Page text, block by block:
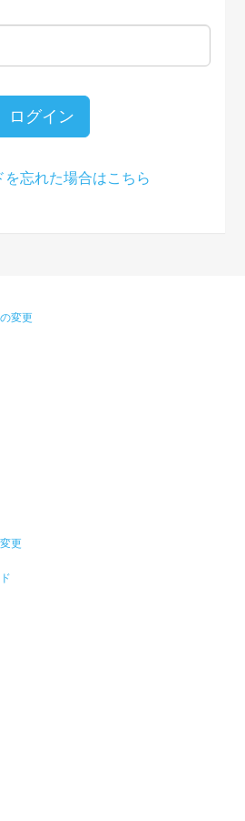
ログイン
を忘れた場合はこちら
変更
更